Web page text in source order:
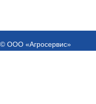
© ООО «Агросервис»